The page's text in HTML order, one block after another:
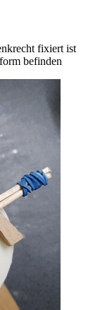
fixiert ist
befinden